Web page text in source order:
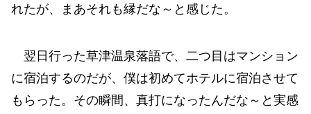
れたが、まあそれも縁だな～と感じた。
翌日行った草津温泉落語で、二つ目はマンション
に宿泊するのだが、僕は初めてホテルに宿泊させて
もらった。その瞬間、真打になったんだな～と実感